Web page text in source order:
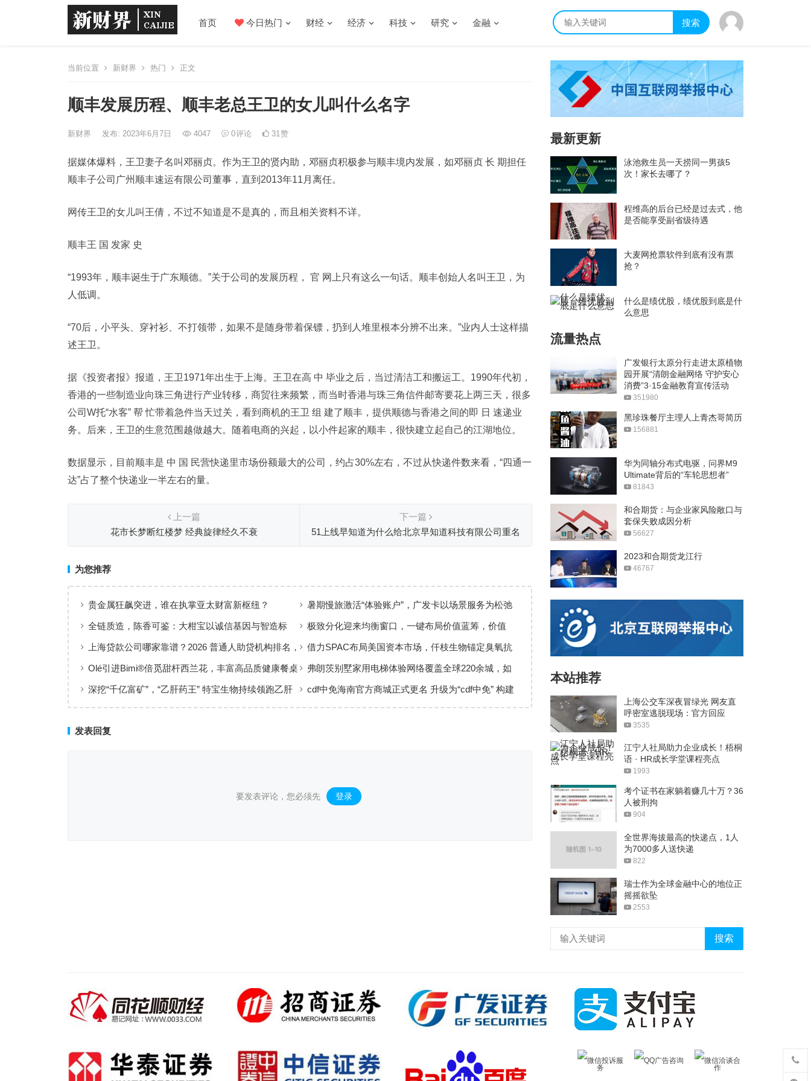
首页 今日热门 财经 经济 科技 研究 金融 搜索
当前位置 新财界 热门 正文
顺丰发展历程、顺丰老总王卫的女儿叫什么名字
新财界 发布: 2023年6月7日 4047 0评论 31赞
据媒体爆料，王卫妻子名叫邓丽贞。作为王卫的贤内助，邓丽贞积极参与顺丰境内发展，如邓丽贞 长 期担任
顺丰子公司广州顺丰速运有限公司董事，直到2013年11月离任。
网传王卫的女儿叫王倩，不过不知道是不是真的，而且相关资料不详。
顺丰王 国 发家 史
“1993年，顺丰诞生于广东顺德。”关于公司的发展历程， 官 网上只有这么一句话。顺丰创始人名叫王卫，为
人低调。
“70后，小平头、穿衬衫、不打领带，如果不是随身带着保镖，扔到人堆里根本分辨不出来。”业内人士这样描
述王卫。
据《投资者报》报道，王卫1971年出生于上海。王卫在高 中 毕业之后，当过清洁工和搬运工。1990年代初，
香港的一些制造业向珠三角进行产业转移，商贸往来频繁，而当时香港与珠三角信件邮寄要花上两三天，很多
公司W托“水客” 帮 忙带着急件当天过关，看到商机的王卫 组 建了顺丰，提供顺德与香港之间的即 日 速递业
务。后来，王卫的生意范围越做越大。随着电商的兴起，以小件起家的顺丰，很快建立起自己的江湖地位。
数据显示，目前顺丰是 中 国 民营快递里市场份额最大的公司，约占30%左右，不过从快递件数来看，“四通一
达”占了整个快递业一半左右的量。
上一篇
花市长梦断红楼梦 经典旋律经久不衰
下一篇
51上线早知道为什么给北京早知道科技有限公司重名
为您推荐
贵金属狂飙突进，谁在执掌亚太财富新枢纽？
暑期慢旅激活“体验账户”，广发卡以场景服务为松弛
出行添彩
全链质造，陈香可鉴：大柑宝以诚信基因与智造标
准，定义新会陈皮高质量发展
极致分化迎来均衡窗口，一键布局价值蓝筹，价值
ETF华夏火热开售
上海贷款公司哪家靠谱？2026 普通人助贷机构排名，
工薪族借钱选择指南
借力SPAC布局美国资本市场，仟枝生物锚定臭氧抗
菌黄金赛道
Olé引进Bimi®倍觅甜杆西兰花，丰富高品质健康餐桌
新选择
弗朗茨别墅家用电梯体验网络覆盖全球220余城，如
何实现高效服务响应
深挖“千亿富矿”，“乙肝药王” 特宝生物持续领跑乙肝
cdf中免海南官方商城正式更名 升级为“cdf中免” 构建
发表回复
要发表评论，您必须先 登录 。
最新更新
泳池救生员一天捞同一男孩5
次！家长去哪了？
程维高的后台已经是过去式，他
是否能享受副省级待遇
大麦网抢票软件到底有没有票
抢？
什么是绩优股，绩优股到底是什
么意思
流量热点
广发银行太原分行走进太原植物
园开展“清朗金融网络 守护安心
消费”3·15金融教育宣传活动
351980
黑珍珠餐厅主理人上青杰哥简历
156881
华为同轴分布式电驱，问界M9
Ultimate背后的“车轮思想者”
81843
和合期货：与企业家风险敞口与
套保失败成因分析
56627
2023和合期货龙江行
46767
本站推荐
上海公交车深夜冒绿光 网友直
呼密室逃脱现场：官方回应
3535
江宁人社局助力企业成长！梧桐
语 · HR成长学堂课程亮点
1993
考个证书在家躺着赚几十万？36
人被刑拘
904
全世界海拔最高的快递点，1人
为7000多人送快递
822
瑞士作为全球金融中心的地位正
摇摇欲坠
2553
搜索
微信投诉服
务
QQ广告咨询
微信洽谈合
作